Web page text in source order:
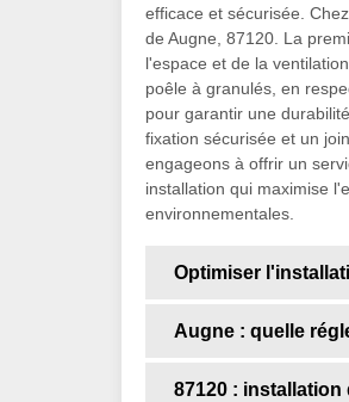
efficace et sécurisée.
de Augne, 87120. La
l'espace et de la
poêle à granulés, en
pour garantir une
fixation sécurisée et un
engageons à offrir un
installation qui maximise
environnementales.
Optimiser
Augne : quelle
87120 :